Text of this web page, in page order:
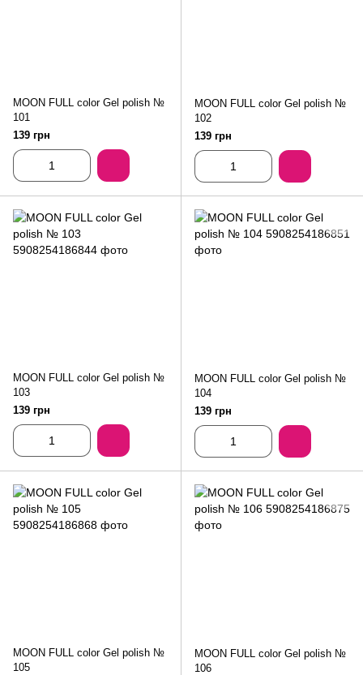
MOON FULL color Gel polish №
101
139 грн
MOON FULL color Gel polish №
102
139 грн
MOON FULL color Gel polish №
103
139 грн
MOON FULL color Gel polish №
104
139 грн
MOON FULL color Gel polish №
105
MOON FULL color Gel polish №
106